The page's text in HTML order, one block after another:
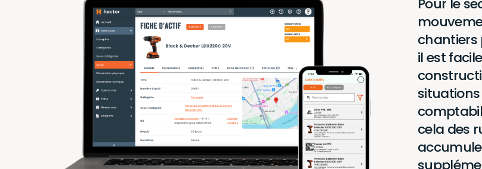
Tableaux de bord Inventaire
Synchronisation des utilisateurs
Pour le
chantiers
il est
cela des